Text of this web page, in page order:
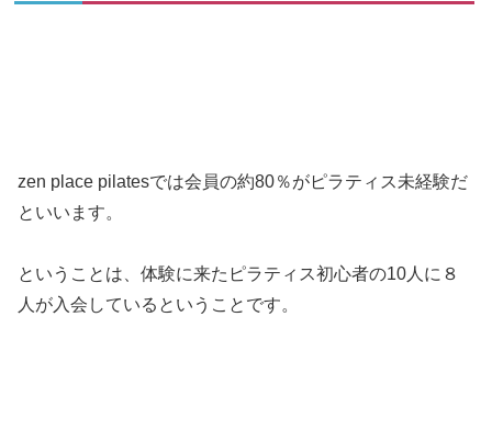
zen place pilatesでは会員の約80％がピラティス未経験だ
といいます。
ということは、体験に来たピラティス初心者の10人に８
人が入会しているということです。